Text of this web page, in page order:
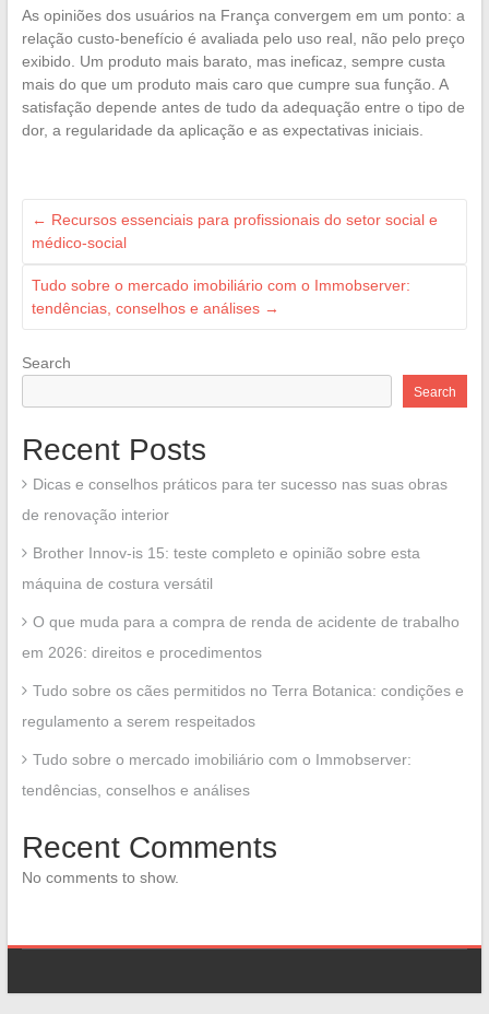
As opiniões dos usuários na França convergem em um ponto: a
relação custo-benefício é avaliada pelo uso real, não pelo preço
exibido. Um produto mais barato, mas ineficaz, sempre custa
mais do que um produto mais caro que cumpre sua função. A
satisfação depende antes de tudo da adequação entre o tipo de
dor, a regularidade da aplicação e as expectativas iniciais.
← Recursos essenciais para profissionais do setor social e
médico-social
Tudo sobre o mercado imobiliário com o Immobserver:
tendências, conselhos e análises →
Search
Search
Recent Posts
Dicas e conselhos práticos para ter sucesso nas suas obras
de renovação interior
Brother Innov-is 15: teste completo e opinião sobre esta
máquina de costura versátil
O que muda para a compra de renda de acidente de trabalho
em 2026: direitos e procedimentos
Tudo sobre os cães permitidos no Terra Botanica: condições e
regulamento a serem respeitados
Tudo sobre o mercado imobiliário com o Immobserver:
tendências, conselhos e análises
Recent Comments
No comments to show.